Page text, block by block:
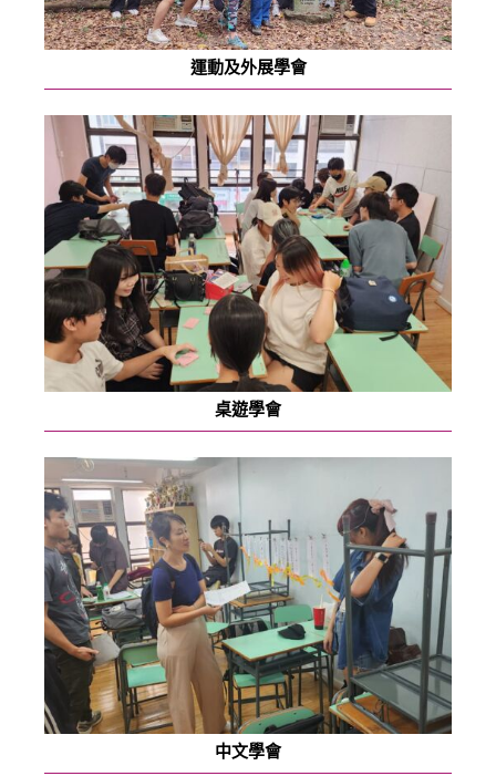
運動及外展學會
桌遊學會
中文學會